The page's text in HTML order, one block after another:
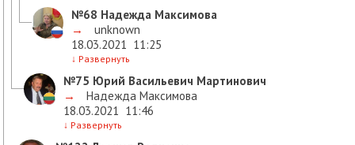
№68 Надежда Максимова
→
unknown
18.03.2021 11:25
↓ Развернуть
№75 Юрий Васильевич Мартинович
→
Надежда Максимова
18.03.2021 11:46
↓ Развернуть